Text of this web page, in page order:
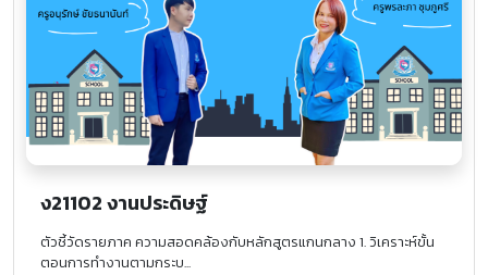
ง21102 งานประดิษฐ์
ตัวชี้วัดรายภาค ความสอดคล้องกับหลักสูตรแกนกลาง 1. วิเคราะห์ขั้น
ตอนการทำงานตามกระบ...